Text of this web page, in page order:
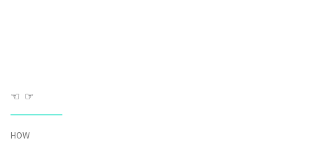
☜ ☞
HOW